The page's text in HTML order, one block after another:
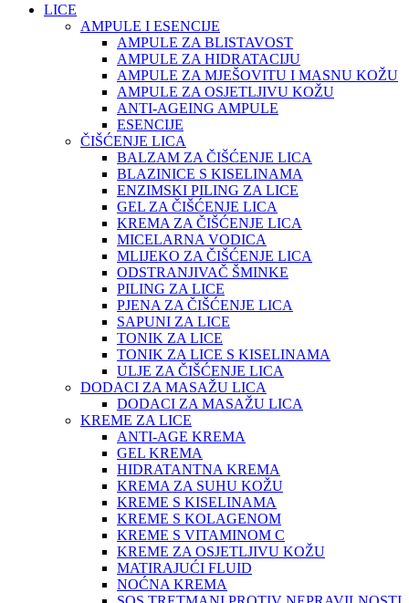
LICE
AMPULE I ESENCIJE
AMPULE ZA BLISTAVOST
AMPULE ZA HIDRATACIJU
AMPULE ZA MJEŠOVITU I MASNU KOŽU
AMPULE ZA OSJETLJIVU KOŽU
ANTI-AGEING AMPULE
ESENCIJE
ČIŠĆENJE LICA
BALZAM ZA ČIŠĆENJE LICA
BLAZINICE S KISELINAMA
ENZIMSKI PILING ZA LICE
GEL ZA ČIŠĆENJE LICA
KREMA ZA ČIŠĆENJE LICA
MICELARNA VODICA
MLIJEKO ZA ČIŠĆENJE LICA
ODSTRANJIVAČ ŠMINKE
PILING ZA LICE
PJENA ZA ČIŠĆENJE LICA
SAPUNI ZA LICE
TONIK ZA LICE
TONIK ZA LICE S KISELINAMA
ULJE ZA ČIŠĆENJE LICA
DODACI ZA MASAŽU LICA
DODACI ZA MASAŽU LICA
KREME ZA LICE
ANTI-AGE KREMA
GEL KREMA
HIDRATANTNA KREMA
KREMA ZA SUHU KOŽU
KREME S KISELINAMA
KREME S KOLAGENOM
KREME S VITAMINOM C
KREME ZA OSJETLJIVU KOŽU
MATIRAJUĆI FLUID
NOĆNA KREMA